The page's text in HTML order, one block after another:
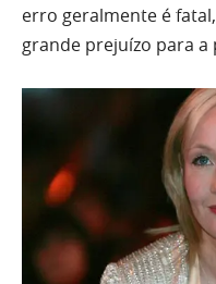
erro geralmente é
grande prejuízo para a